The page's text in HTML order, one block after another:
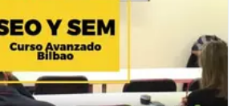
impulsa tu ecommerce con estrategias
que generan resultados medibles y ROI